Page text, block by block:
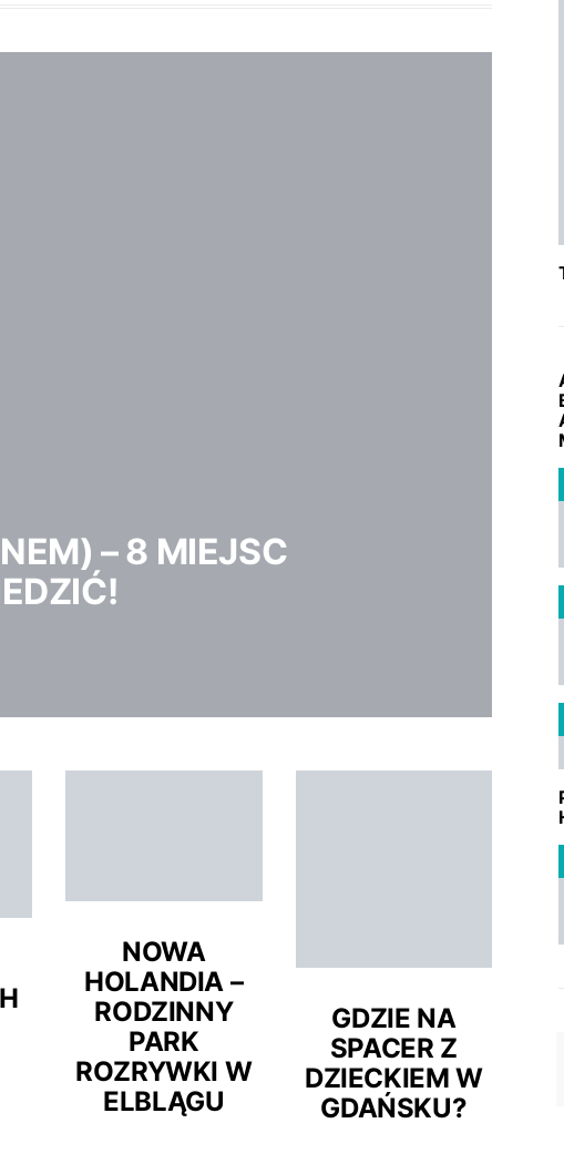
– 8 MIEJSC
NOWA
HOLANDIA –
RODZINNY
PARK
ROZRYWKI W
ELBLĄGU
GDZIE NA
SPACER Z
DZIECKIEM W
GDAŃSKU?